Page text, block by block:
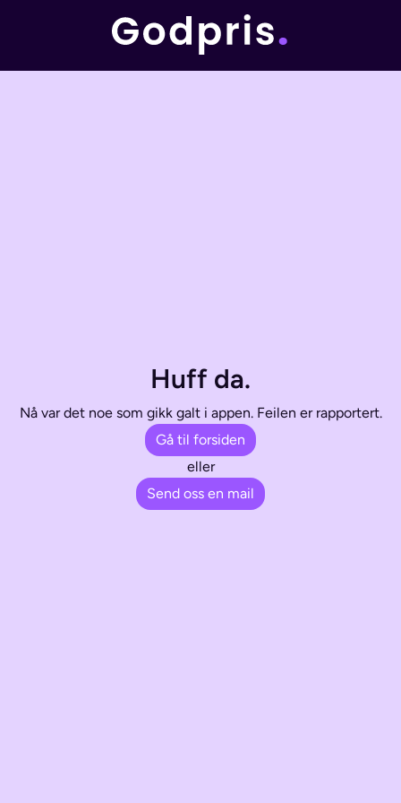
Huff da.
Nå var det noe som gikk galt i appen. Feilen er rapportert.
Gå til forsiden
eller
Send oss en mail